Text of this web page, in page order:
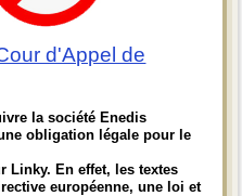
d'Appel de
la société Enedis
obligation légale pour le
Linky. En effet, les textes
européenne, une loi et